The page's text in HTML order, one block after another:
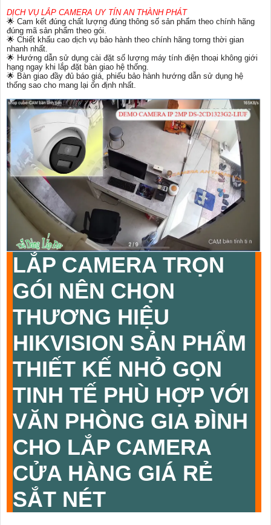
DỊCH VỤ LẮP CAMERA UY TÍN AN THÀNH PHÁT
🌟 Cam kết đúng chất lượng đúng thông số sản phẩm theo chính hãng
đúng mã sản phẩm theo gói.
🌟 Chiết khấu cao dịch vụ bảo hành theo chính hãng torng thời gian
nhanh nhất.
🌟 Hướng dẫn sử dụng cài đặt số lượng máy tính điện thoại không giới
hạng ngay khi lắp đặt bàn giao hệ thống.
🌟 Bàn giao đầy đủ báo giá, phiếu bảo hành hướng dẫn sử dụng hệ
thống sao cho mang lại ổn định nhất.
LẮP CAMERA TRỌN
GÓI NÊN CHỌN
THƯƠNG HIỆU
HIKVISION SẢN PHẨM
THIẾT KẾ NHỎ GỌN
TINH TẾ PHÙ HỢP VỚI
VĂN PHÒNG GIA ĐÌNH
CHO LẮP CAMERA
CỬA HÀNG GIÁ RẺ
SẮT NÉT